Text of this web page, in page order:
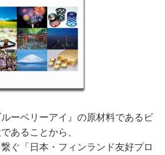
ーベリーアイ』の原材料であるビ
あることから、
ぐ「日本・フィンランド友好プロ